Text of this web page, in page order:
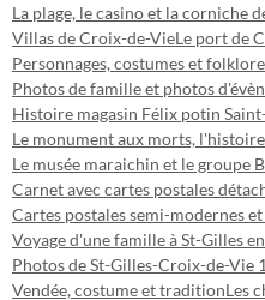
La plage, le casino et la corniche
Villas de Croix-de-VieLe port de
Personnages, costumes et
Photos de famille et photos
Histoire magasin Félix potin
Le monument aux morts,
Le musée maraichin et le groupe
Carnet avec cartes postales
Cartes postales semi-modernes
Voyage d'une famille à St-Gilles
Photos de St-Gilles-Croix-de-Vie
Vendée, costume et traditionLes